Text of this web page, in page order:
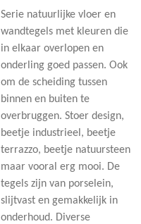
Serie natuurlijke vloer en
wandtegels met kleuren die
in elkaar overlopen en
onderling goed passen. Ook
om de scheiding tussen
binnen en buiten te
overbruggen. Stoer design,
beetje industrieel, beetje
terrazzo, beetje natuursteen
maar vooral erg mooi. De
tegels zijn van porselein,
slijtvast en gemakkelijk in
onderhoud. Diverse